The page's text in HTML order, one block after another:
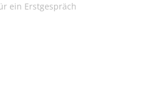
ein Erstgespräch